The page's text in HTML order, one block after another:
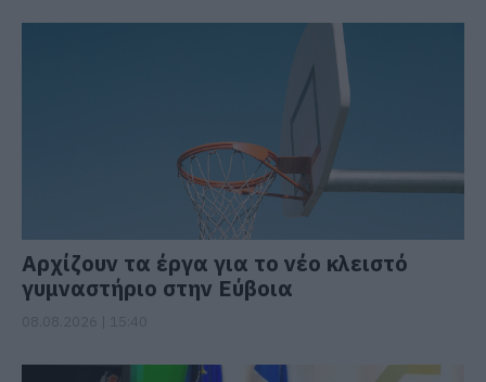
Αρχίζουν τα έργα για το νέο κλειστό
γυμναστήριο στην Εύβοια